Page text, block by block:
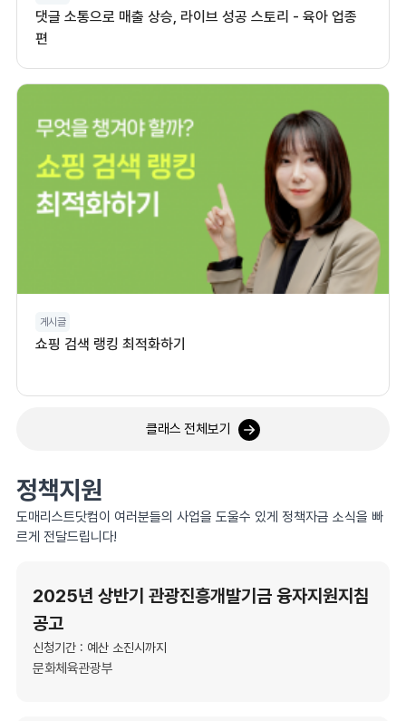
댓글 소통으로 매출 상승, 라이브 성공 스토리 - 육아 업종
편
게시글
쇼핑 검색 랭킹 최적화하기
클래스 전체보기
정책지원
도매리스트닷컴이 여러분들의 사업을 도울수 있게 정책자금 소식을 빠
르게 전달드립니다!
2025년 상반기 관광진흥개발기금 융자지원지침
공고
신청기간 : 예산 소진시까지
문화체육관광부